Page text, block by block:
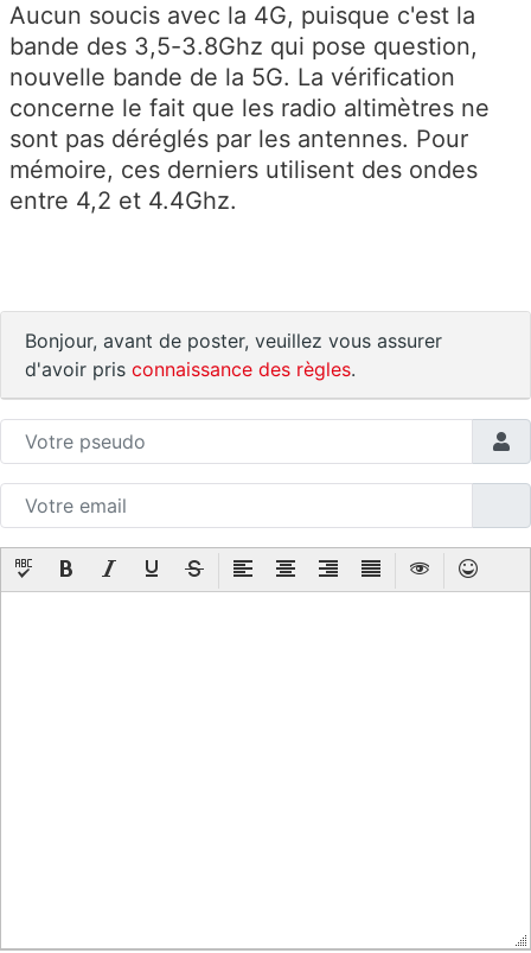
Aucun soucis avec la 4G, puisque c'est la
bande des 3,5-3.8Ghz qui pose question,
nouvelle bande de la 5G. La vérification
concerne le fait que les radio altimètres ne
sont pas déréglés par les antennes. Pour
mémoire, ces derniers utilisent des ondes
entre 4,2 et 4.4Ghz.
Bonjour, avant de poster, veuillez vous assurer
d'avoir pris connaissance des règles.